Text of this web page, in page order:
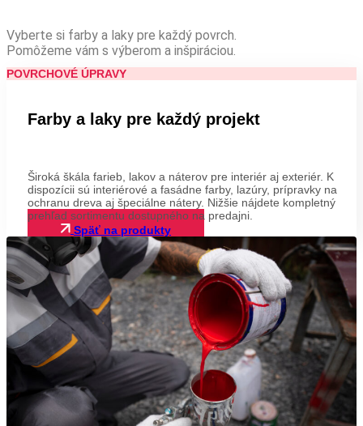
Vyberte si farby a laky pre každý povrch.
Pomôžeme vám s výberom a inšpiráciou.
POVRCHOVÉ ÚPRAVY
Farby a laky pre každý projekt
Široká škála farieb, lakov a náterov pre interiér aj exteriér. K
dispozícii sú interiérové a fasádne farby, lazúry, prípravky na
ochranu dreva aj špeciálne nátery. Nižšie nájdete kompletný
prehľad sortimentu dostupného na predajni.
Späť na produkty